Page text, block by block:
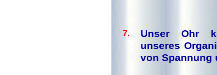
Unser Ohr
unseres
von Spannung
7.